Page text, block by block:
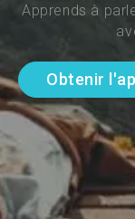
Apprends à
Obtenir